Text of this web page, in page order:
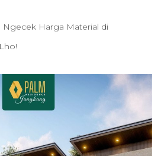
Ngecek Harga Material di